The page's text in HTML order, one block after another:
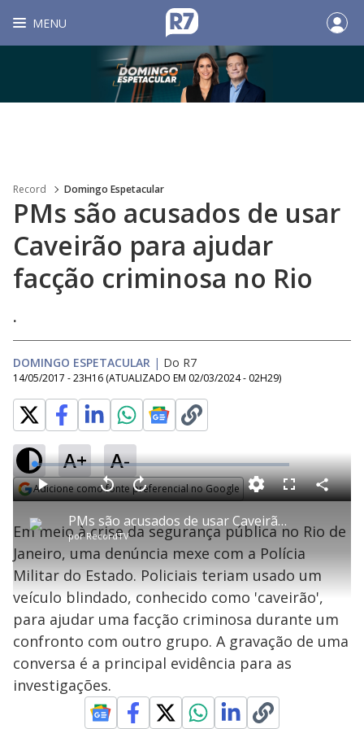
MENU
Record Domingo Espetacular
PMs são acusados de usar
Caveirão para ajudar
facção criminosa no Rio
.
DOMINGO ESPETACULAR | Do R7
14/05/2017 - 23H16 (ATUALIZADO EM 02/03/2024 - 02H29)
A+ A-
Adicione como fonte preferencial no Google
P
l
a
y
PMs são acusados de usar Caveirão para ajudar facção criminosa no Rio
porRecordTV
P V
l
t
a
r
1
0
e
g
n
d
s
A
n
ç
a
r
1
u
n
d
o
M
u
L
o
a
d
e
:
1
.
8
0
%
F
s
c
e
n
C
o
a
r
Em meio à crise da segurança pública no Rio de
Janeiro, uma denúncia mexe com a Polícia
Militar do Estado. Policiais teriam usado um
veículo blindado, conhecido como 'caveirão',
para ajudar uma facção criminosa durante um
confronto com outro grupo. A gravação de uma
conversa é a principal evidência para as
investigações.